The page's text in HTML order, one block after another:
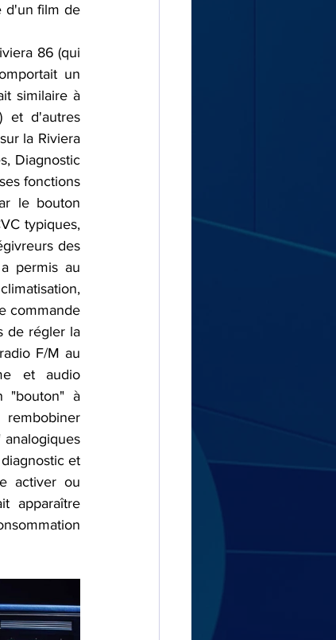
d'un film de
86 (qui
un
similaire à
et d'autres
la Riviera
Diagnostic
fonctions
le bouton
typiques,
des
permis au
commande
de régler la
F/M au
et audio
"bouton" à
analogiques
et
activer ou
apparaître